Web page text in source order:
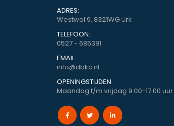
ADRES:
Westwal 9, 8321WG Urk
TELEFOON:
0527 - 685391
EMAIL:
info@dbkc.nl
OPENINGSTIJDEN
Maandag t/m vrijdag 9.00-17.00 uur